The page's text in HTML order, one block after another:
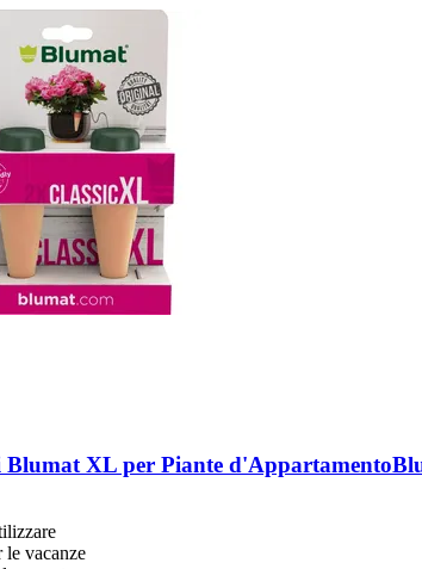
Blumat XL per Piante
le vacanze